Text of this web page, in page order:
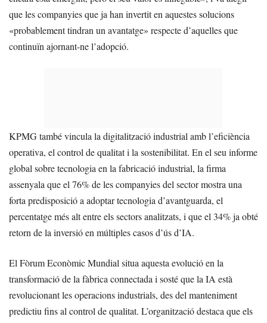
que les companyies que ja han invertit en aquestes solucions
«probablement tindran un avantatge» respecte d’aquelles que
continuïn ajornant-ne l’adopció.
KPMG també vincula la digitalització industrial amb l’eficiència
operativa, el control de qualitat i la sostenibilitat. En el seu informe
global sobre tecnologia en la fabricació industrial, la firma
assenyala que el 76% de les companyies del sector mostra una
forta predisposició a adoptar tecnologia d’avantguarda, el
percentatge més alt entre els sectors analitzats, i que el 34% ja obté
retorn de la inversió en múltiples casos d’ús d’IA.
El Fòrum Econòmic Mundial situa aquesta evolució en la
transformació de la fàbrica connectada i sosté que la IA està
revolucionant les operacions industrials, des del manteniment
predictiu fins al control de qualitat. L’organització destaca que els